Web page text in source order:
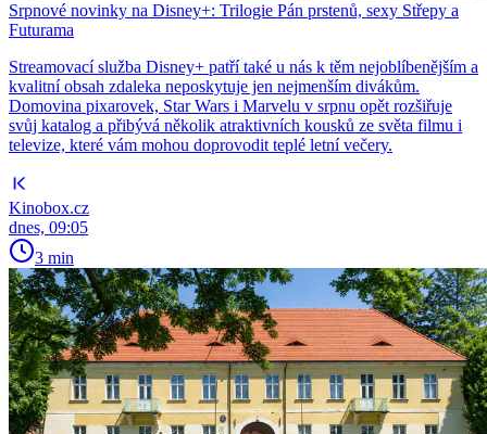
Srpnové novinky na Disney+: Trilogie Pán prstenů, sexy Střepy a
Futurama
Streamovací služba Disney+ patří také u nás k těm nejoblíbenějším a
kvalitní obsah zdaleka neposkytuje jen nejmenším divákům.
Domovina pixarovek, Star Wars i Marvelu v srpnu opět rozšiřuje
svůj katalog a přibývá několik atraktivních kousků ze světa filmu i
televize, které vám mohou doprovodit teplé letní večery.
Kinobox.cz
dnes, 09:05
3 min